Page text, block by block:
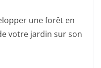
une forêt en
votre jardin sur son